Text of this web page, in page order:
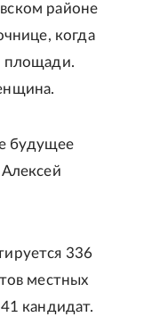
районе
когда
площади.
будущее
336
местных
кандидат.